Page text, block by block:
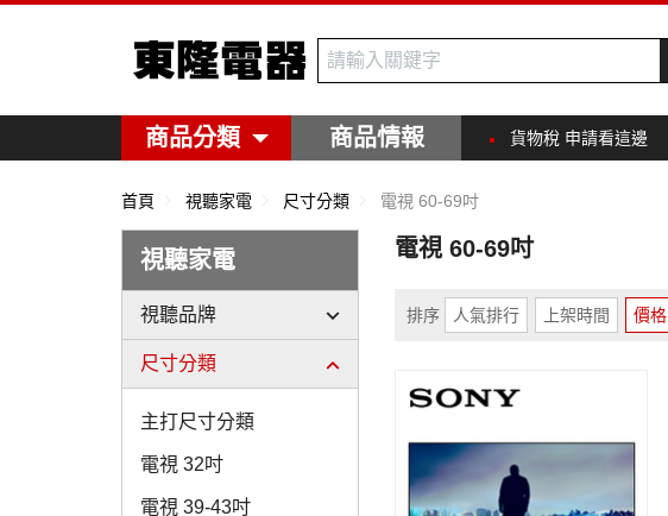
東隆電器
商品分類 商品情報 貨物稅 申請看這邊
首頁 視聽家電 尺寸分類 電視 60-69吋
視聽家電
視聽品牌
尺寸分類
主打尺寸分類
電視 32吋
電視 39-43吋
電視 60-69吋
排序 人氣排行 上架時間 價格